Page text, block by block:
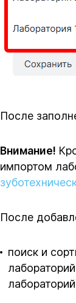
После
Внимание!
импортом
После
поиск и